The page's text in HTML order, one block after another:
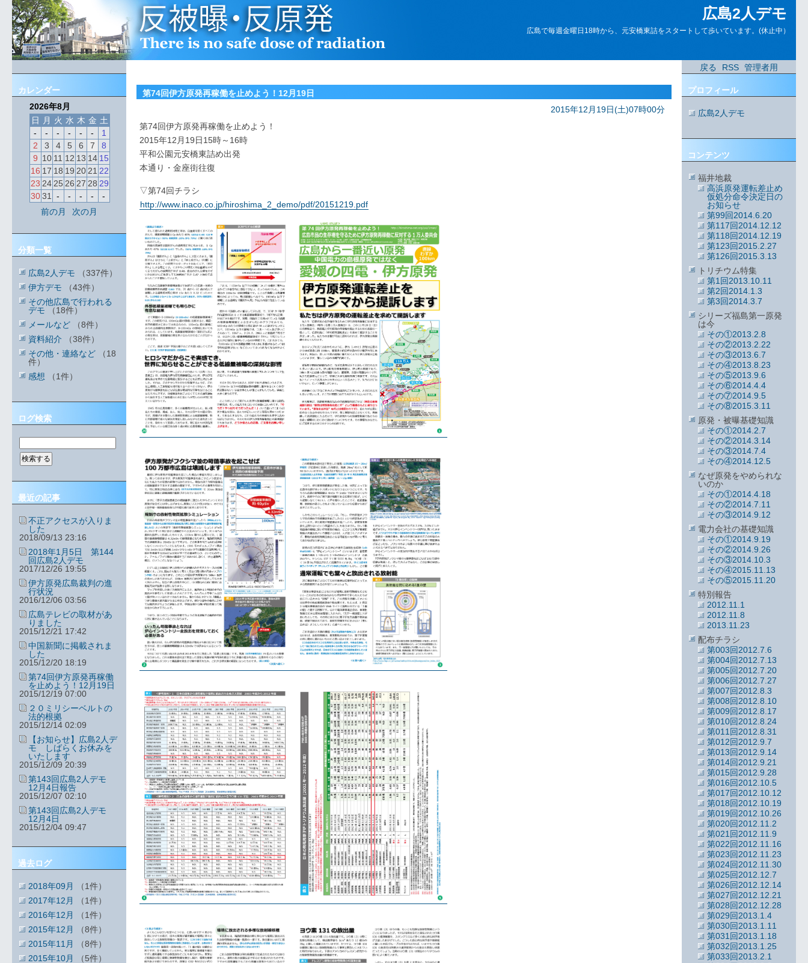
広島2人デモ
広島で毎週金曜日18時から、元安橋東詰をスタートして歩いています。(休止中）
戻る RSS 管理者用
カレンダー
2026年8月
日
月 火 水 木 金 土
-
- - - - -
1
2
3 4 5 6 7
8
9 10 11 12 13 14 15
16 17 18 19 20 21 22
23 24 25 26 27 28 29
30 31 - - - - -
前の月 次の月
分類一覧
広島2人デモ （337件）
伊方デモ （43件）
その他広島で行われる
デモ （18件）
メールなど （8件）
資料紹介 （38件）
その他・連絡など （18
件）
感想 （1件）
ログ検索
最近の記事
不正アクセスが入りま
した
2018/09/13 23:16
2018年1月5日 第144
回広島2人デモ
2017/12/26 19:55
伊方原発広島裁判の進
行状況
2016/12/06 03:56
広島テレビの取材があ
りました
2015/12/21 17:42
中国新聞に掲載されま
した
2015/12/20 18:19
第74回伊方原発再稼働
を止めよう！12月19日
2015/12/19 07:00
２０ミリシーベルトの
法的根拠
2015/12/14 02:09
【お知らせ】広島2人デ
モ しばらくお休みを
いたします
2015/12/09 20:39
第143回広島2人デモ
12月4日報告
2015/12/07 02:10
第143回広島2人デモ
12月4日
2015/12/04 09:47
過去ログ
2018年09月
（1件）
2017年12月
（1件）
2016年12月
（1件）
2015年12月
（8件）
2015年11月
（8件）
2015年10月
（5件）
プロフィール
広島2人デモ
コンテンツ
福井地裁
高浜原発運転差止め
仮処分命令決定日の
お知らせ
第99回2014.6.20
第117回2014.12.12
第118回2014.12.19
第123回2015.2.27
第126回2015.3.13
トリチウム特集
第1回2013.10.11
第2回2014.1.3
第3回2014.3.7
シリーズ福島第一原発
は今
その①2013.2.8
その②2013.2.22
その③2013.6.7
その④2013.8.23
その⑤2013.9.6
その⑥2014.4.4
その⑦2014.9.5
その⑧2015.3.11
原発・被曝基礎知識
その①2014.2.7
その②2014.3.14
その③2014.7.4
その④2014.12.5
なぜ原発をやめられな
いのか
その①2014.4.18
その②2014.7.11
その③2014.9.12
電力会社の基礎知識
その①2014.9.19
その②2014.9.26
その③2014.10.3
その④2015.11.13
その⑤2015.11.20
特別報告
2012.11.1
2012.11.8
2013.11.23
配布チラシ
第003回2012.7.6
第004回2012.7.13
第005回2012.7.20
第006回2012.7.27
第007回2012.8.3
第008回2012.8.10
第009回2012.8.17
第010回2012.8.24
第011回2012.8.31
第012回2012.9.7
第013回2012.9.14
第014回2012.9.21
第015回2012.9.28
第016回2012.10.5
第017回2012.10.12
第018回2012.10.19
第019回2012.10.26
第020回2012.11.2
第021回2012.11.9
第022回2012.11.16
第023回2012.11.23
第024回2012.11.30
第025回2012.12.7
第026回2012.12.14
第027回2012.12.21
第028回2012.12.28
第029回2013.1.4
第030回2013.1.11
第031回2013.1.18
第032回2013.1.25
第033回2013.2.1
第74回伊方原発再稼働を止めよう！12月19日
2015年12月19日(土)07時00分
第74回伊方原発再稼働を止めよう！
2015年12月19日15時～16時
平和公園元安橋東詰め出発
本通り・金座街往復
▽第74回チラシ
http://www.inaco.co.jp/hiroshima_2_demo/pdf/20151219.pdf